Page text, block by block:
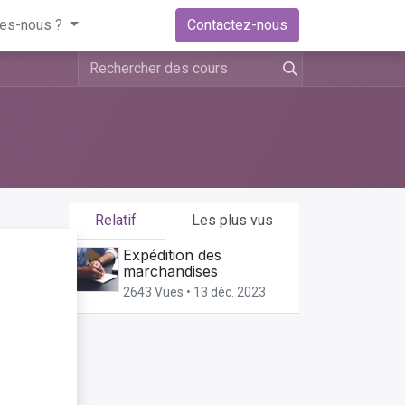
nous ? Contactez-nous
Relatif Les plus vus
Expédition des
marchandises
2643 Vues • 13 déc. 2023